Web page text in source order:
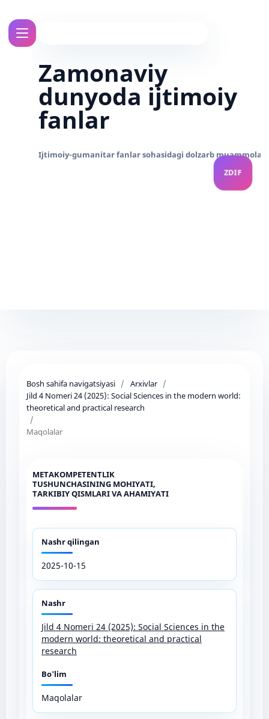
Zamonaviy
dunyoda ijtimoiy
fanlar
Bosh sahifa navigatsiyasi / Arxivlar /
Jild 4 Nomeri 24 (2025): Social Sciences in the modern world:
theoretical and practical research
/
Maqolalar
METAKOMPETENTLIK
TUSHUNCHASINING MOHIYATI,
TARKIBIY QISMLARI VA AHAMIYATI
Nashr qilingan
2025-10-15
Nashr
Jild 4 Nomeri 24 (2025): Social Sciences in the
modern world: theoretical and practical
research
Bo'lim
Maqolalar